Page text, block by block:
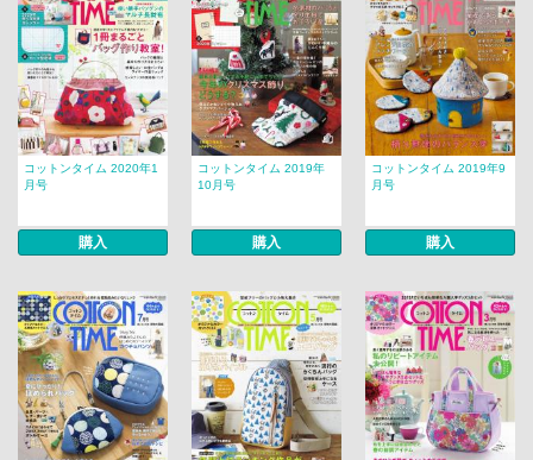
コットンタイム 2020年1
月号
購入
コットンタイム 2019年
10月号
購入
コットンタイム 2019年9
月号
購入